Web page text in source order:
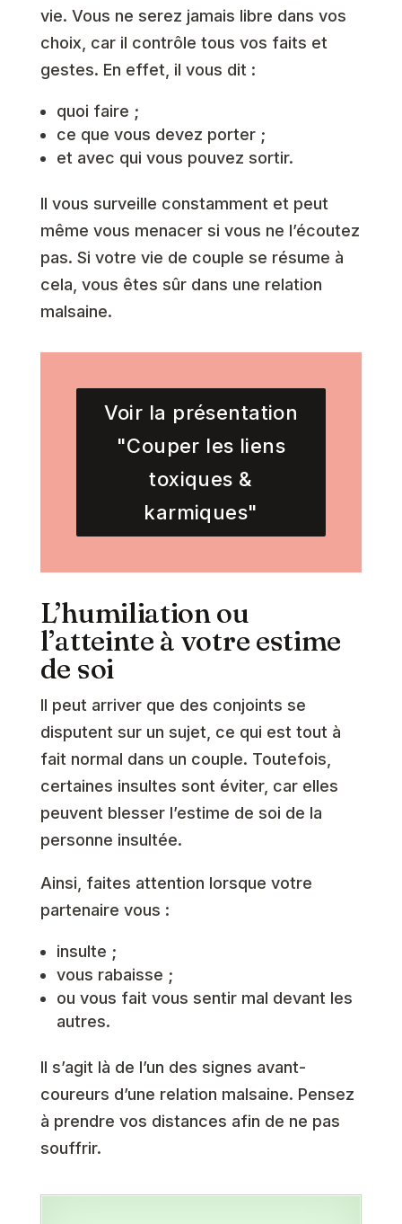
vie. Vous ne serez jamais libre dans vos
choix, car il contrôle tous vos faits et
gestes. En effet, il vous dit :
quoi faire ;
ce que vous devez porter ;
et avec qui vous pouvez sortir.
Il vous surveille constamment et peut
même vous menacer si vous ne l’écoutez
pas. Si votre vie de couple se résume à
cela, vous êtes sûr dans une relation
malsaine.
Voir la présentation
"Couper les liens
toxiques &
karmiques"
L’humiliation ou
l’atteinte à votre estime
de soi
Il peut arriver que des conjoints se
disputent sur un sujet, ce qui est tout à
fait normal dans un couple. Toutefois,
certaines insultes sont éviter, car elles
peuvent blesser l’estime de soi de la
personne insultée.
Ainsi, faites attention lorsque votre
partenaire vous :
insulte ;
vous rabaisse ;
ou vous fait vous sentir mal devant les
autres.
Il s’agit là de l’un des signes avant-
coureurs d’une relation malsaine. Pensez
à prendre vos distances afin de ne pas
souffrir.